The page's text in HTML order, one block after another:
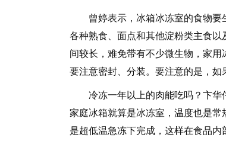
曾婷表示，冰箱冰冻室的食物要生
各种熟食、面点和其他淀粉类主食
间较长，难免带有不少微生物，家
要注意密封、分装。要注意的是，如
冷冻一年以上的肉能吃吗？卞华伟
家庭冰箱就算是冰冻室，温度也是
是超低温急冻下完成，这样在食品